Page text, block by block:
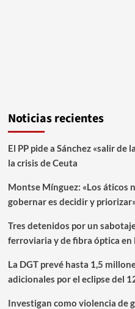
Noticias recientes
El PP pide a Sánchez «salir
la crisis de Ceuta
Montse Mínguez: «Los áticos
gobernar es decidir y
Tres detenidos por un
ferroviaria y de fibra óptica en
La DGT prevé hasta 1,5
adicionales por el eclipse del
Investigan como violencia de